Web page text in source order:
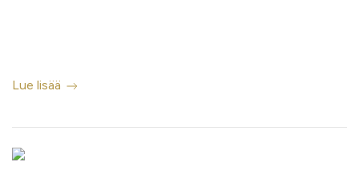
Lue lisää